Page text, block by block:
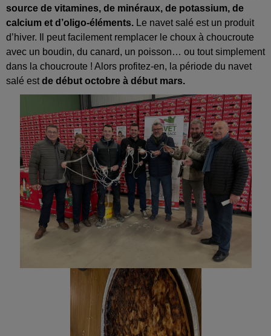
source de vitamines, de minéraux, de potassium, de
calcium et d’oligo-éléments. Le navet salé est un produit
d’hiver. Il peut facilement remplacer le choux à choucroute
avec un boudin, du canard, un poisson… ou tout simplement
dans la choucroute ! Alors profitez-en, la période du navet
salé estde début octobre à début mars.